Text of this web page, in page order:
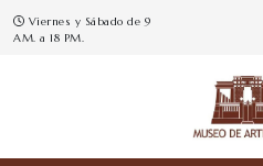
Viernes y Sábado de 9
AM. a 18 PM.